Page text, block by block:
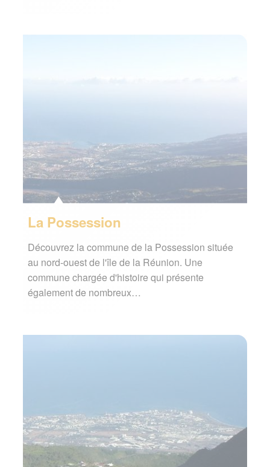
La Possession
Découvrez la commune de la Possession située
au nord-ouest de l'île de la Réunion. Une
commune chargée d'histoire qui présente
également de nombreux…